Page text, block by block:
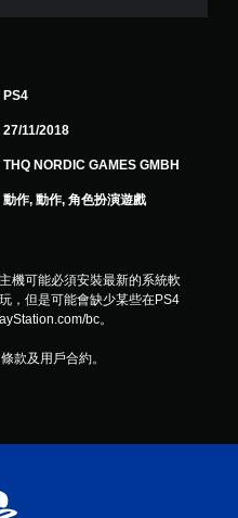
則
PS4
27/11/2018
THQ NORDIC GAMES GMBH
動作, 動作, 角色扮演遊戲
機可能必須安裝最新的系統軟
，但是可能會缺少某些在PS4
bc。
款及用戶合約。